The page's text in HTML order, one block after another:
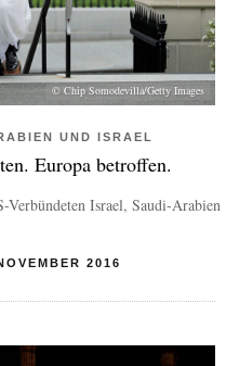
© Chip Somodevilla/Getty Images
UND ISRAEL
Europa betroffen.
Israel, Saudi-Arabien
2016